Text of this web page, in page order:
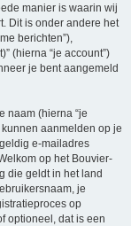
manier is waarin wij
Dit is onder andere het
berichten”),
(hierna “je account”)
je bent aangemeld
naam (hierna “je
aanmelden op je
e-mailadres
op het Bouvier-
die geldt in het land
je
op
optioneel, dat is een